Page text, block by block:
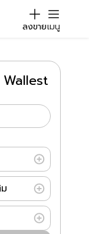
ลงขายเมนู